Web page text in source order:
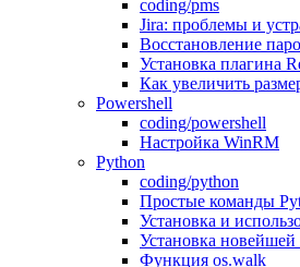
coding/pms
Jira: проблемы и
Восстановление
Установка плагина
Как увеличить
Powershell
coding/powershell
Настройка WinRM
Python
coding/python
Простые команды
Установка и
Установка новейшей
Функция os.walk